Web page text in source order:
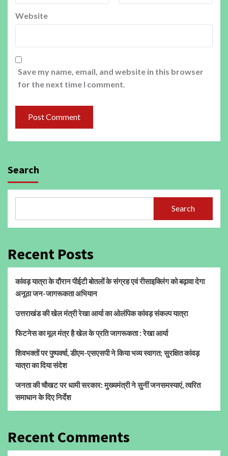
Website
Save my name, email, and website in this browser
for the next time I comment.
Search
Search
Recent Posts
कांवड़ यात्रा के दौरान पीईटी बोतलों के संग्रह एवं रीसाइक्लिंग को बढ़ावा देगा
अनूठा जन-जागरूकता अभियान
उत्तराखंड की खेल मंत्री रेखा आर्या का ओलंपिक कांवड़ संकल्प यात्रा
फिटनेस का मूल मंत्र है खेल के प्रति जागरूकता : रेखा आर्या
शिवभक्तों पर पुष्पवर्षा, डीएम-एसएसपी ने किया भव्य स्वागत; सुरक्षित कांवड़
यात्रा का दिया संदेश
जनता की चौखट पर धामी सरकार: मुख्यमंत्री ने सुनीं जनसमस्याएं, त्वरित
समाधान के दिए निर्देश
Recent Comments